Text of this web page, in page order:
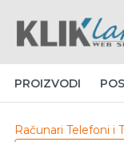
PROIZVODI
Računari Telefoni i